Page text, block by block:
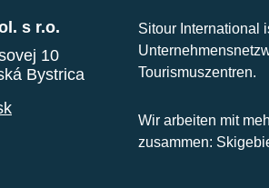
s r.o.
10
Bystrica
Sitour International
Tourismuszentren.
Wir arbeiten mit
zusammen: